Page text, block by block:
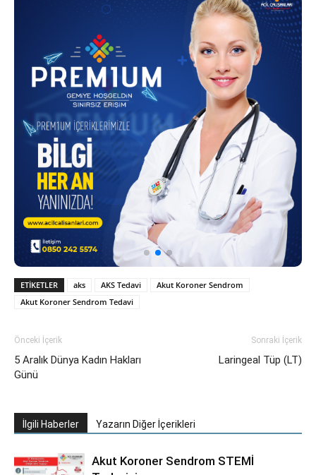
ETIKETLER aks AKS Tedavi
Akut Koroner Sendrom
Akut Koroner Sendrom Tedavi
Önceki İçerik
5 Aralık Dünya Kadın Hakları
Günü
Sonraki İçerik
Laringeal Tüp (LT)
İlgili Haberler Yazarın Diğer İçerikleri
Akut Koroner Sendrom STEMİ